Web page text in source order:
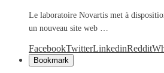
Le laboratoire Novartis met à
un nouveau site web …
FacebookTwitterLinkedinReddit
Bookmark